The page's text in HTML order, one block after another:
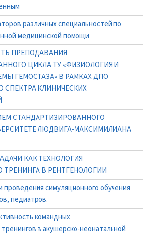
различных специальностей по
медицинской помощи
ПРЕПОДАВАНИЯ
ЦИКЛА ТУ «ФИЗИОЛОГИЯ И
ГЕМОСТАЗА» В РАМКАХ ДПО
СПЕКТРА КЛИНИЧЕСКИХ
СТАНДАРТИЗИРОВАННОГО
ЛЮДВИГА-МАКСИМИЛИАНА
КАК ТЕХНОЛОГИЯ
В РЕНТГЕНОЛОГИИ
проведения симуляционного обучения
педиатров.
командных
в акушерско-неонатальной